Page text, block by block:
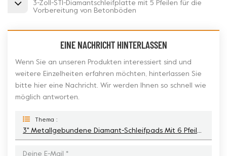
3-Zoll-STI-Diamantschleifplatte mit 5 Pfeilen für die
Vorbereitung von Betonböden
EINE NACHRICHT HINTERLASSEN
Wenn Sie an unseren Produkten interessiert sind und
weitere Einzelheiten erfahren möchten, hinterlassen Sie
bitte hier eine Nachricht. Wir werden Ihnen so schnell wie
möglich antworten.
Thema :
3'' Metallgebundene Diamant-Schleifpads Mit 6 Pfeilen Für Betonboden